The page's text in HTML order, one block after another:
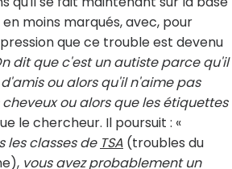
moins marqués, avec, pour
que ce trouble est devenu
dit que c'est un autiste parce qu'il
ou alors qu'il n'aime pas
ou alors que les étiquettes
le chercheur. Il poursuit : «
les classes de TSA (troubles du
vous avez probablement un